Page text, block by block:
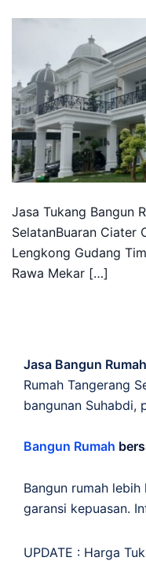
Jasa Tukang Bangun
SelatanBuaran Ciater
Lengkong Gudang
Rawa Mekar […]
Jasa Bangun
Rumah Tangerang
bangunan Suhabdi,
Bangun Rumah
Bangun rumah
garansi kepuasan.
UPDATE : Harga